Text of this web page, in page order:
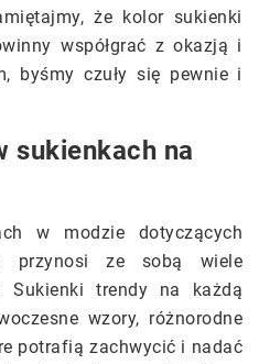
że kolor sukienki
współgrać z okazją i
byśmy czuły się pewnie i
sukienkach na
w modzie dotyczących
przynosi ze sobą wiele
Sukienki trendy na każdą
wzory, różnorodne
potrafią zachwycić i nadać